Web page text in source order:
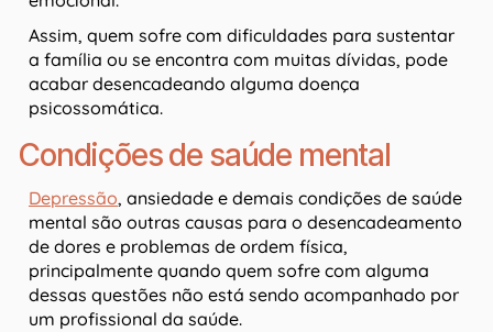
Assim, quem sofre com dificuldades para sustentar
a família ou se encontra com muitas dívidas, pode
acabar desencadeando alguma doença
psicossomática.
Condições de saúde mental
Depressão, ansiedade e demais condições de saúde
mental são outras causas para o desencadeamento
de dores e problemas de ordem física,
principalmente quando quem sofre com alguma
dessas questões não está sendo acompanhado por
um profissional da saúde.